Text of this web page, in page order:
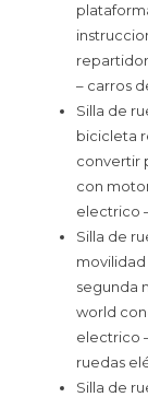
– carros
Silla de
bicicleta
convertir
con
electrico
Silla de
segunda
world
electrico
ruedas
Silla de